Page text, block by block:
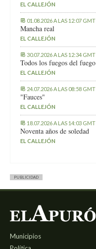
EL CALLEJÓN
01.08.2026 A LAS 12:07 GMT
Mancha real
EL CALLEJÓN
30.07.2026 A LAS 12:34 GMT
Todos los fuegos del fuego
EL CALLEJÓN
24.07.2026 A LAS 08:58 GMT
"Fauces"
EL CALLEJÓN
18.07.2026 A LAS 14:03 GMT
Noventa años de soledad
EL CALLEJÓN
PUBLICIDAD
Municipios